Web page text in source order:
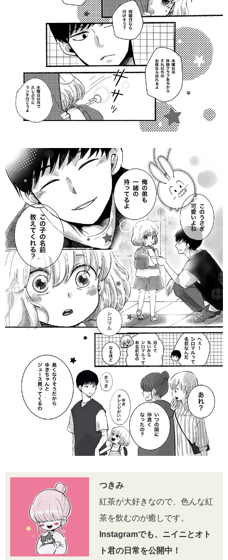
つきみ
紅茶が大好きなので、色んな紅
茶を飲むのが癒しです。
Instagramでも、ニイニとオト
ト君の日常を公開中！